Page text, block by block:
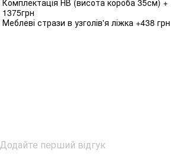
1375грн
Меблеві стрази в узголів'я ліжка +438 грн
Додайте перший відгук